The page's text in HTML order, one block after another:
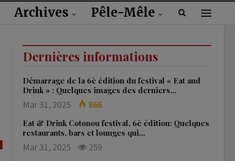
Archives Pêle-Mêle
Dernières informations
Démarrage de la 6è édition du festival « Eat and
Drink » : Quelques images des derniers…
Mar 31, 2025 866
Eat & Drink Cotonou festival, 6è édition: Quelques
restaurants, bars et lounges qui…
Mar 31, 2025 259